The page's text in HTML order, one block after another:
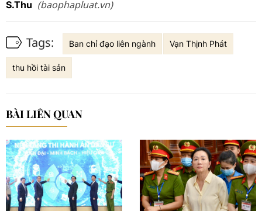
S.Thu (baophapluat.vn)
Tags: Ban chỉ đạo liên ngành Vạn Thịnh Phát
thu hồi tài sản
BÀI LIÊN QUAN